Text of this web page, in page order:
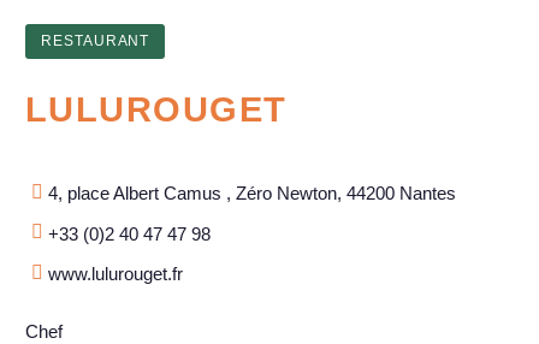
RESTAURANT
LULUROUGET
4, place Albert Camus , Zéro Newton, 44200 Nantes
+33 (0)2 40 47 47 98
www.lulurouget.fr
Chef